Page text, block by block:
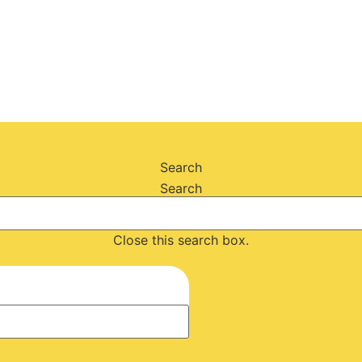
Search
Search
Close this search box.